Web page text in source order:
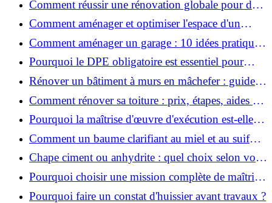
Comment réussir une rénovation globale pour des
économies et un confort durables?
Comment aménager et optimiser l'espace d'un
studio : 10 astuces pratiques ?
Comment aménager un garage : 10 idées pratiques
et efficaces ?
Pourquoi le DPE obligatoire est essentiel pour
vendre ou louer un bien ?
Rénover un bâtiment à murs en mâchefer : guide
pratique et solutions
Comment rénover sa toiture : prix, étapes, aides et
réglementation ?
Pourquoi la maîtrise d'œuvre d'exécution est-elle
indispensable pour vos chantiers ?
Comment un baume clarifiant au miel et au suif
peut-il purifier la peau ?
Chape ciment ou anhydrite : quel choix selon votre
projet ?
Pourquoi choisir une mission complète de maîtrise
d’œuvre pour réussir vos projets?
Pourquoi faire un constat d'huissier avant travaux ?